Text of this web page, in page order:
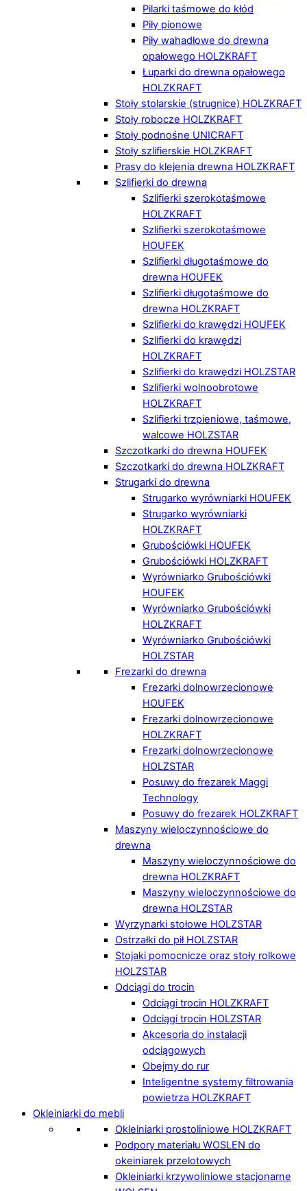
Pilarki taśmowe do kłód
Piły pionowe
Piły wahadłowe do drewna
opałowego HOLZKRAFT
Łuparki do drewna opałowego
HOLZKRAFT
Stoły stolarskie (strugnice) HOLZKRAFT
Stoły robocze HOLZKRAFT
Stoły podnośne UNICRAFT
Stoły szlifierskie HOLZKRAFT
Prasy do klejenia drewna HOLZKRAFT
Szlifierki do drewna
Szlifierki szerokotaśmowe
HOLZKRAFT
Szlifierki szerokotaśmowe
HOUFEK
Szlifierki długotaśmowe do
drewna HOUFEK
Szlifierki długotaśmowe do
drewna HOLZKRAFT
Szlifierki do krawędzi HOUFEK
Szlifierki do krawędzi
HOLZKRAFT
Szlifierki do krawędzi HOLZSTAR
Szlifierki wolnoobrotowe
HOLZKRAFT
Szlifierki trzpieniowe, taśmowe,
walcowe HOLZSTAR
Szczotkarki do drewna HOUFEK
Szczotkarki do drewna HOLZKRAFT
Strugarki do drewna
Strugarko wyrówniarki HOUFEK
Strugarko wyrówniarki
HOLZKRAFT
Grubościówki HOUFEK
Grubościówki HOLZKRAFT
Wyrówniarko Grubościówki
HOUFEK
Wyrówniarko Grubościówki
HOLZKRAFT
Wyrówniarko Grubościówki
HOLZSTAR
Frezarki do drewna
Frezarki dolnowrzecionowe
HOUFEK
Frezarki dolnowrzecionowe
HOLZKRAFT
Frezarki dolnowrzecionowe
HOLZSTAR
Posuwy do frezarek Maggi
Technology
Posuwy do frezarek HOLZKRAFT
Maszyny wieloczynnościowe do
drewna
Maszyny wieloczynnościowe do
drewna HOLZKRAFT
Maszyny wieloczynnościowe do
drewna HOLZSTAR
Wyrzynarki stołowe HOLZSTAR
Ostrzałki do pił HOLZSTAR
Stojaki pomocnicze oraz stoły rolkowe
HOLZSTAR
Odciągi do trocin
Odciągi trocin HOLZKRAFT
Odciągi trocin HOLZSTAR
Akcesoria do instalacji
odciągowych
Obejmy do rur
Inteligentne systemy filtrowania
powietrza HOLZKRAFT
Okleiniarki do mebli
Okleiniarki prostoliniowe HOLZKRAFT
Podpory materiału WOSLEN do
okeiniarek przelotowych
Okleiniarki krzywoliniowe stacjonarne